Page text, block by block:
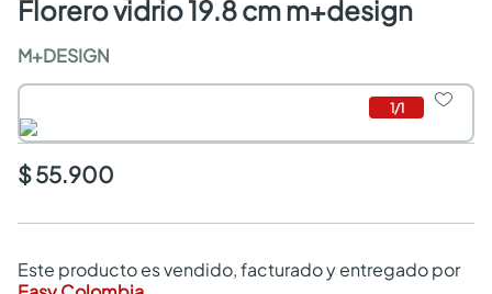
florero vidrio 19.8 cm m+design
M+DESIGN
1/1
$ 55.900
Este producto es vendido, facturado y entregado por
comedor
pisos
armarios closet
comedores
neveras